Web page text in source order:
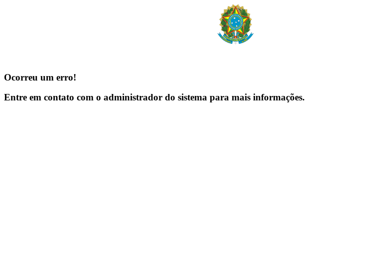
Ocorreu um erro!
Entre em contato com o administrador do sistema para mais informações.